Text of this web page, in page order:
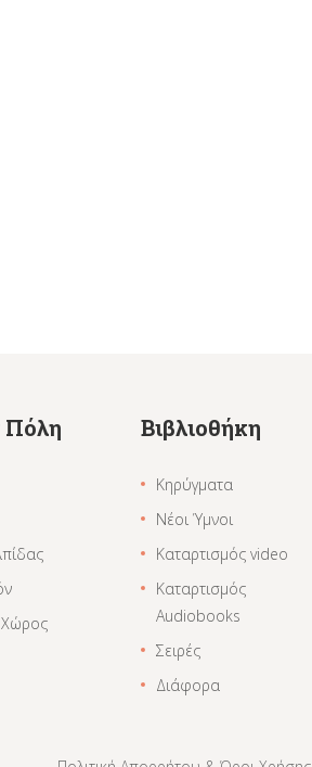
Πόλη
Χώρος
Βιβλιοθήκη
Κηρύγματα
Νέοι Ύμνοι
Καταρτισμός video
Καταρτισμός
Audiobooks
Σειρές
Διάφορα